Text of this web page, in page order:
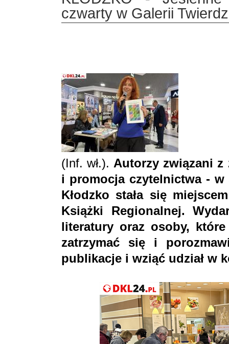
czwarty w Galerii
(Inf. wł.). Autorzy związani z
i promocja czytelnictwa - w
Kłodzko stała się
Książki Regionalnej.
literatury oraz osoby,
zatrzymać się i
publikacje i wziąć udział w